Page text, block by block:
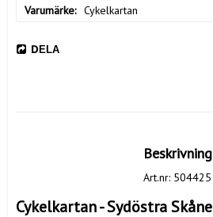
Varumärke Cykelkartan
DELA
Beskrivning
Art.nr: 504425
Cykelkartan - Sydöstra Skåne